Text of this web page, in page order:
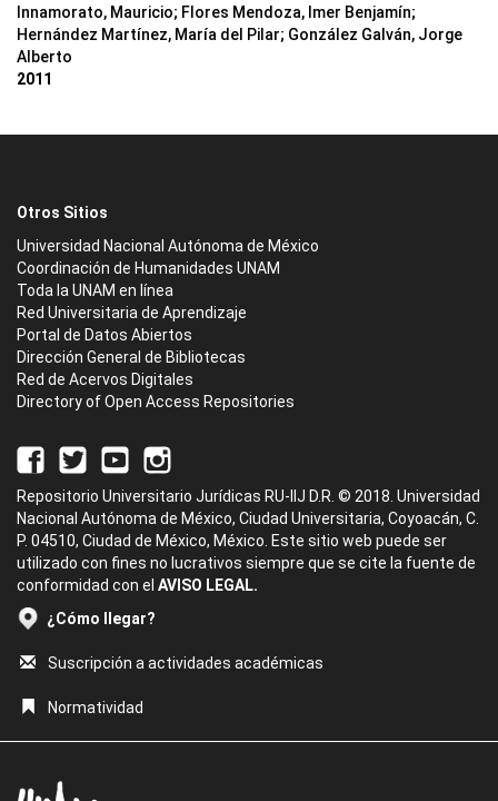
Innamorato, Mauricio; Flores Mendoza, Imer Benjamín;
Hernández Martínez, María del Pilar; González Galván, Jorge
Alberto
2011
Otros Sitios
Universidad Nacional Autónoma de México
Coordinación de Humanidades UNAM
Toda la UNAM en línea
Red Universitaria de Aprendizaje
Portal de Datos Abiertos
Dirección General de Bibliotecas
Red de Acervos Digitales
Directory of Open Access Repositories
Repositorio Universitario Jurídicas RU-IIJ D.R. © 2018. Universidad
Nacional Autónoma de México, Ciudad Universitaria, Coyoacán, C.
P. 04510, Ciudad de México, México. Este sitio web puede ser
utilizado con fines no lucrativos siempre que se cite la fuente de
conformidad con el AVISO LEGAL.
¿Cómo llegar?
Suscripción a actividades académicas
Normatividad